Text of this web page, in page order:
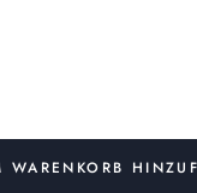
WARENKORB